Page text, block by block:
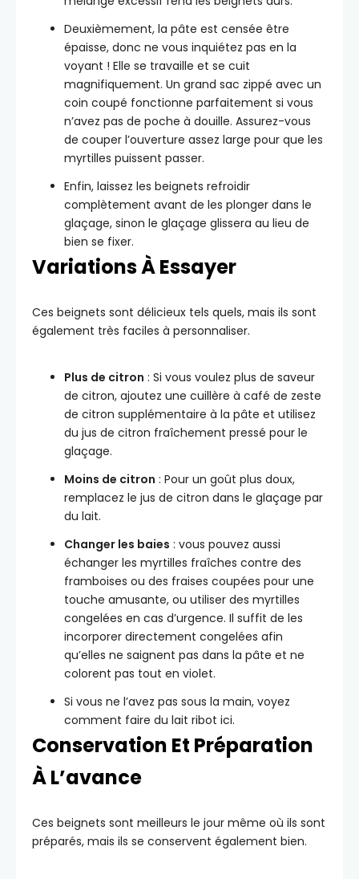
Deuxièmement, la pâte est censée être
épaisse, donc ne vous inquiétez pas en la
voyant ! Elle se travaille et se cuit
magnifiquement. Un grand sac zippé avec un
coin coupé fonctionne parfaitement si vous
n’avez pas de poche à douille. Assurez-vous
de couper l’ouverture assez large pour que les
myrtilles puissent passer.
Enfin, laissez les beignets refroidir
complètement avant de les plonger dans le
glaçage, sinon le glaçage glissera au lieu de
bien se fixer.
Variations À Essayer
Ces beignets sont délicieux tels quels, mais ils sont
également très faciles à personnaliser.
Plus de citron : Si vous voulez plus de saveur
de citron, ajoutez une cuillère à café de zeste
de citron supplémentaire à la pâte et utilisez
du jus de citron fraîchement pressé pour le
glaçage.
Moins de citron : Pour un goût plus doux,
remplacez le jus de citron dans le glaçage par
du lait.
Changer les baies : vous pouvez aussi
échanger les myrtilles fraîches contre des
framboises ou des fraises coupées pour une
touche amusante, ou utiliser des myrtilles
congelées en cas d’urgence. Il suffit de les
incorporer directement congelées afin
qu’elles ne saignent pas dans la pâte et ne
colorent pas tout en violet.
Si vous ne l’avez pas sous la main, voyez
comment faire du lait ribot ici.
Conservation Et Préparation
À L’avance
Ces beignets sont meilleurs le jour même où ils sont
préparés, mais ils se conservent également bien.